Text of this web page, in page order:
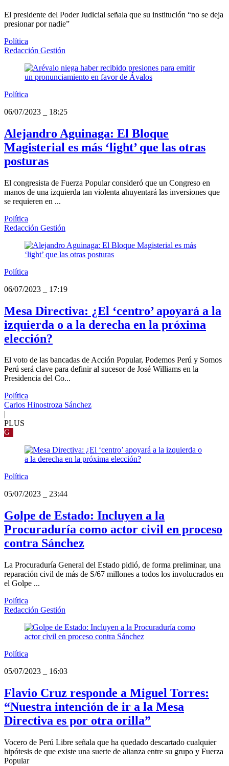
El presidente del Poder Judicial señala que su institución “no se deja
presionar por nadie”
Política
Redacción Gestión
Política
06/07/2023
18:25
Alejandro Aguinaga: El Bloque
Magisterial es más ‘light’ que las otras
posturas
El congresista de Fuerza Popular consideró que un Congreso en
manos de una izquierda tan violenta ahuyentará las inversiones que
se requieren en ...
Política
Redacción Gestión
Política
06/07/2023
17:19
Mesa Directiva: ¿El ‘centro’ apoyará a la
izquierda o a la derecha en la próxima
elección?
El voto de las bancadas de Acción Popular, Podemos Perú y Somos
Perú será clave para definir al sucesor de José Williams en la
Presidencia del Co...
Política
Carlos Hinostroza Sánchez
|
PLUS
G
Política
05/07/2023
23:44
Golpe de Estado: Incluyen a la
Procuraduría como actor civil en proceso
contra Sánchez
La Procuraduría General del Estado pidió, de forma preliminar, una
reparación civil de más de S/67 millones a todos los involucrados en
el Golpe ...
Política
Redacción Gestión
Política
05/07/2023
16:03
Flavio Cruz responde a Miguel Torres:
“Nuestra intención de ir a la Mesa
Directiva es por otra orilla”
Vocero de Perú Libre señala que ha quedado descartado cualquier
hipótesis de que existe una suerte de alianza entre su grupo y Fuerza
Popular